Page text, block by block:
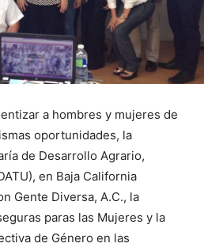
a hombres y mujeres de
oportunidades, la
de Desarrollo Agrario,
en Baja California
Gente Diversa, A.C., la
paras las Mujeres y la
de Género en las